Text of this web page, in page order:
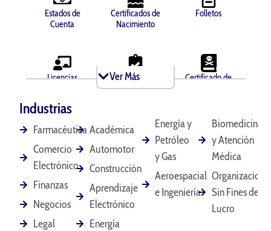
Estados de
Cuenta
Certificados de
Nacimiento
Folletos
Licencias
Antecedentes
Penales
Certificado de
Declaración
Testimonial
Diplomas
Documentos de
Divorcio
Licencias de
Conducir
Correos
Electrónicos
Manuales del
Ver Más
Industrias
Académica
Automotor
Construcción
Aprendizaje
Electrónico
Energía
Farmacéutica
Comercio
Electrónico
Finanzas
Negocios
Legal
Energía y
Petróleo
y Gas
Aeroespacial
e Ingeniería
Biomedicina
y Atención
Médica
Sin Fines de
Lucro